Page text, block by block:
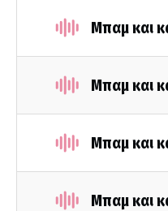
Μπαμ και
Μπαμ και
Μπαμ και
Μπαμ και